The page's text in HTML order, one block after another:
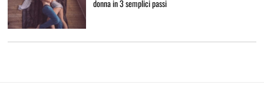
donna in 3 semplici passi